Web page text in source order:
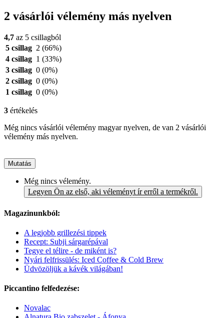
2 vásárlói vélemény más nyelven
4,7 az 5 csillagból
5 csillag 2 (66%)
4 csillag 1 (33%)
3 csillag 0 (0%)
2 csillag 0 (0%)
1 csillag 0 (0%)
3 értékelés
Még nincs vásárlói vélemény magyar nyelven, de van 2 vásárlói
vélemény más nyelven.
Mutatás
Még nincs vélemény.
Legyen Ön az első, aki véleményt ír erről a termékről.
Magazinunkból:
A legjobb grillezési tippek
Recept: Subji sárgarépával
Tegye el télire - de miként is?
Nyári felfrissülés: Iced Coffee & Cold Brew
Üdvözöljük a kávék világában!
Piccantino felfedezése:
Novalac